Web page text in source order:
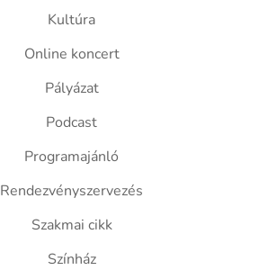
Kultúra
Online koncert
Pályázat
Podcast
Programajánló
Rendezvényszervezés
Szakmai cikk
Színház